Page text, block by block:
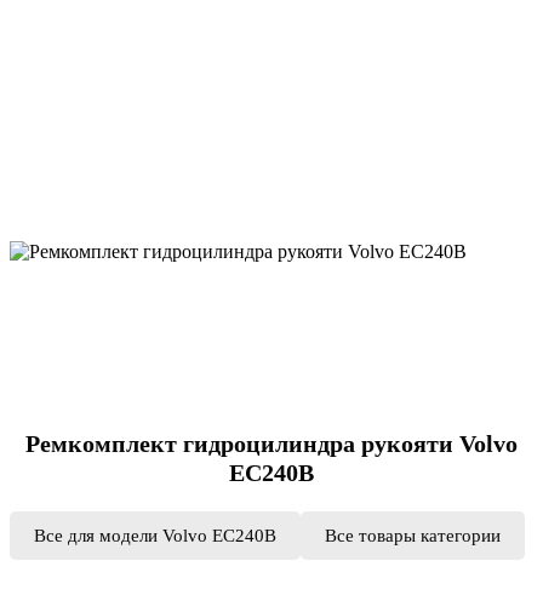
Ремкомплект гидроцилиндра рукояти Volvo
EC240B
Все для модели Volvo EC240B Все товары категории